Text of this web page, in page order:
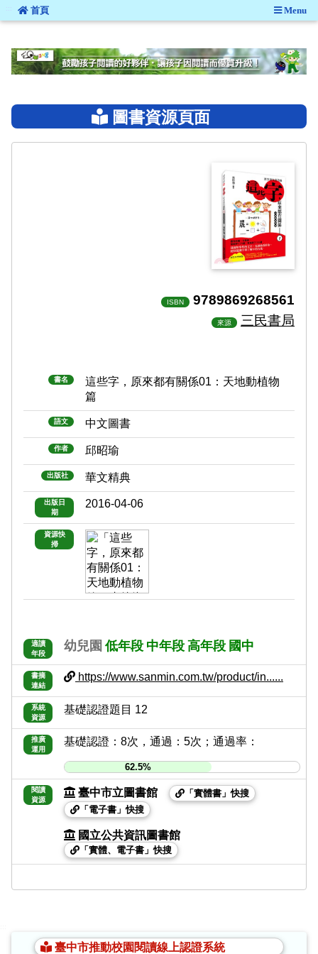
::: 首頁 Menu
圖書資源頁面
ISBN 9789869268561
來源 三民書局
書名
這些字，原來都有關係01：天地動植物
篇
語文 中文圖書
作者 邱昭瑜
出版社 華文精典
出版日
期
2016-04-06
資源快
掃
適讀
年段
幼兒園 低年段 中年段 高年段 國中
書摘
連結
https://www.sanmin.com.tw/product/in......
系統
資源
基礎認證題目 12
推廣
運用
基礎認證：8次，通過：5次；通過率：
62.5%
閱讀
資源
臺中市立圖書館
「實體書」快搜
「電子書」快搜
國立公共資訊圖書館
「實體、電子書」快搜
臺中市推動校園閱讀線上認證系統